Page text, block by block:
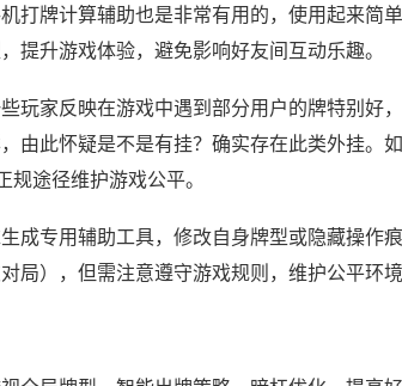
打牌计算辅助也是非常有用的，使用起来简
提升游戏体验，避免影响好友间互动乐趣。
玩家反映在游戏中遇到部分用户的牌特别好，
由此怀疑是不是有挂？确实存在此类外挂。
途径维护游戏公平。
成专用辅助工具，修改自身牌型或隐藏操作
局），但需注意遵守游戏规则，维护公平环境